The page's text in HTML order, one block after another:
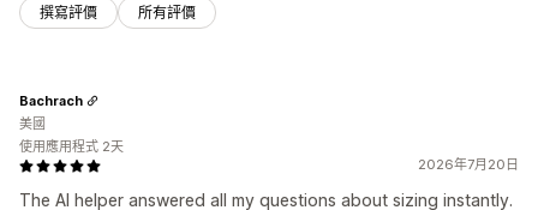
撰寫評價 所有評價
2026年7月20日
The AI helper answered all my questions about sizing instantly.
Bachrach
美國
使用應用程式 2天